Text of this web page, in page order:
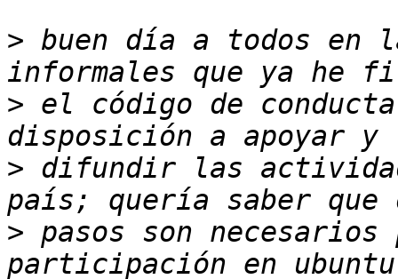
> buen día a todos en
> el código de
> difundir las
> pasos son